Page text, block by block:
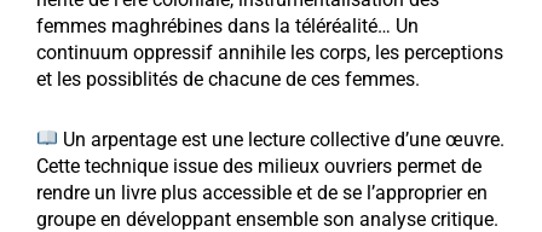
femmes maghrébines dans la téléréalité… Un
continuum oppressif annihile les corps, les perceptions
et les possiblités de chacune de ces femmes.
Un arpentage est une lecture collective d’une œuvre.
Cette technique issue des milieux ouvriers permet de
rendre un livre plus accessible et de se l’approprier en
groupe en développant ensemble son analyse critique.